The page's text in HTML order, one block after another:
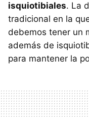
isquiotibiales. La
tradicional en la
debemos tener un
además de
para mantener la